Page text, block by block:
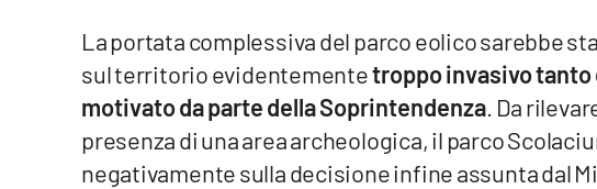
Lamezia Terme
La portata complessiva del parco eolico sarebbe
sul territorio evidentementetroppo invasivo
motivato da parte della Soprintendenza. Da
presenza di una area archeologica, il parco
negativamente sulla decisione infine assunta dal